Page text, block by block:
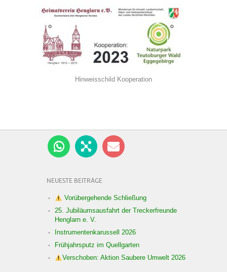
Hinweisschild Kooperation
NEUESTE BEITRÄGE
Vorübergehende Schließung
25. Jubiläumsausfahrt der Treckerfreunde
Henglarn e. V.
Instrumentenkarussell 2026
Frühjahrsputz im Quellgarten
Verschoben: Aktion Saubere Umwelt 2026